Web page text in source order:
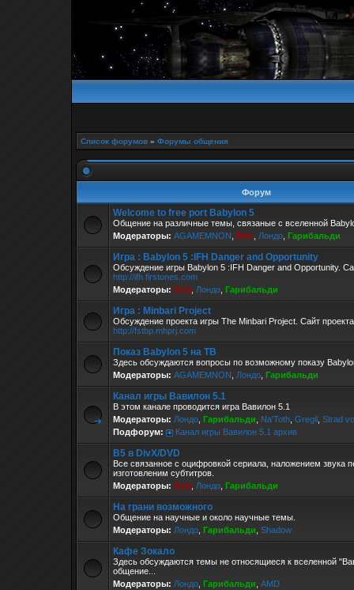
Список форумов » Форумы общения
Форум
Welcome to free port Babylon 5
Общение на различные темы, связаные с вселенной
Модераторы: AGAMEMNON Buh Лондо Гарибальди
Игра : Babylon 5 :IFH Danger and Opportunity
Обсуждение игры Babylon 5 :IFH Danger and Opportunity.
http://ifh.firstones.com
Модераторы: Buh Лондо Гарибальди
Игра : Minbari Project
Обсуждение проекта игры The Minbari Project. Сайт проекта
http://fstbp.mhprj.com
Показ Babylon 5 на ТВ
Здесь обсуждаются вопросы по возможному показу
Модераторы: AGAMEMNON Лондо Гарибальди
Канал игры Вавилон 5.1
В этом канале проводится игра Вавилон 5.1
Модераторы: Лондо Гарибальди Na'Toth Gregil Strad
Подфорум:
Канал игры Вавилон 5.1 архив
B5 в DivX/DVD
Все связанное с оцифровкой сериала, наложением звука
изготовленим субтитров.
Модераторы: Buh Лондо Гарибальди
На грани возможного
Общение на научные и около научные темы.
Модераторы: Лондо Гарибальди Shadow
Кафе Зокало
Здесь обсуждаются темы не относящиеся к вселенной
общение...
Модераторы: Лондо Гарибальди AMD